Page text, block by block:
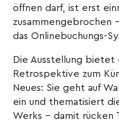
öffnen darf, ist erst
zusammengebrochen
das Onlinebuchungs-
Die Ausstellung bietet
Retrospektive zum
Neues: Sie geht auf
ein und thematisiert
Werks - damit rücken